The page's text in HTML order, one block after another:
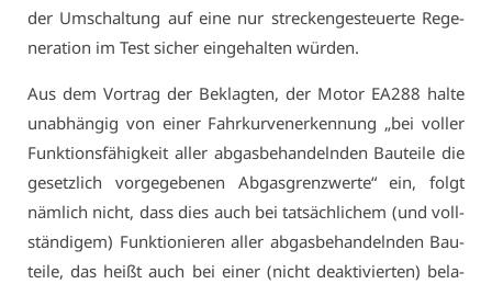
der Um­schal­tung auf ei­ne nur stre­cken­ge­steu­er­te Re­ge­
ne­ra­ti­on im Test si­cher ein­ge­hal­ten wür­den.
Aus dem Vor­trag der Be­klag­ten, der Mo­tor EA288 hal­te
un­ab­hän­gig von ei­ner Fahr­kur­ven­er­ken­nung „bei vol­ler
Funk­ti­ons­fä­hig­keit al­ler ab­gas­be­han­deln­den Bau­tei­le die
ge­setz­lich vor­ge­ge­be­nen Ab­gas­grenz­wer­te“ ein, folgt
näm­lich nicht, dass dies auch bei tat­säch­li­chem (und voll­
stän­di­gem) Funk­tio­nie­ren al­ler ab­gas­be­han­deln­den Bau­
tei­le, das heißt auch bei ei­ner (nicht de­ak­ti­vier­ten) be­la­